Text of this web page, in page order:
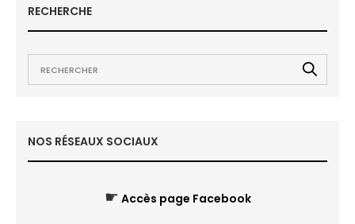
RECHERCHE
NOS RÉSEAUX SOCIAUX
☛ Accès page Facebook